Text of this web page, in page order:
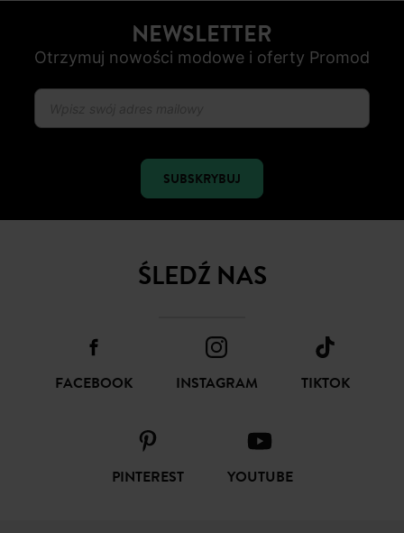
NEWSLETTER
Otrzymuj nowości modowe i oferty Promod
SUBSKRYBUJ
ŚLEDŹ NAS
FACEBOOK INSTAGRAM TIKTOK
PINTEREST YOUTUBE